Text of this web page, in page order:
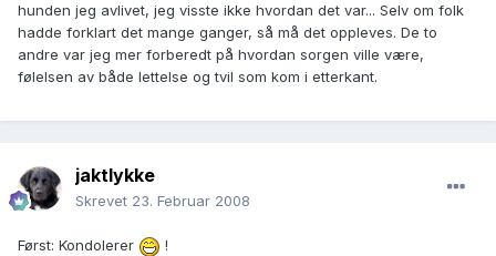
hunden jeg avlivet, jeg visste ikke hvordan det var... Selv om folk
hadde forklart det mange ganger, så må det oppleves. De to
andre var jeg mer forberedt på hvordan sorgen ville være,
følelsen av både lettelse og tvil som kom i etterkant.
jaktlykke
Skrevet 23. Februar 2008
Først: Kondolerer !